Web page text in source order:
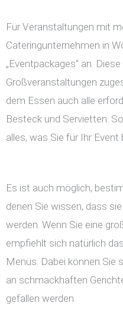
Für Veranstaltungen mit
Cateringunternehmen in
„Eventpackages“ an.
Großveranstaltungen
dem Essen auch alle
Besteck und Servietten.
alles, was Sie für Ihr
Es ist auch möglich,
denen Sie wissen, dass
werden. Wenn Sie eine
empfiehlt sich natürlich
Menüs. Dabei können Sie
an schmackhaften
gefallen werden.